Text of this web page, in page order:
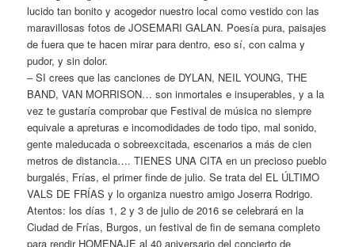
lucido tan bonito y acogedor nuestro local como vestido con las
maravillosas fotos de JOSEMARI GALAN. Poesía pura, paisajes
de fuera que te hacen mirar para dentro, eso sí, con calma y
pudor, y sin dolor.
– SI crees que las canciones de DYLAN, NEIL YOUNG, THE
BAND, VAN MORRISON… son inmortales e insuperables, y a la
vez te gustaría comprobar que Festival de música no siempre
equivale a apreturas e incomodidades de todo tipo, mal sonido,
gente maleducada o sobreexcitada, escenarios a más de cien
metros de distancia…. TIENES UNA CITA en un precioso pueblo
burgalés, Frías, el primer finde de julio. Se trata del EL ÚLTIMO
VALS DE FRÍAS y lo organiza nuestro amigo Joserra Rodrigo.
Atentos: los días 1, 2 y 3 de julio de 2016 se celebrará en la
Ciudad de Frías, Burgos, un festival de fin de semana completo
para rendir HOMENAJE al 40 aniversario del concierto de